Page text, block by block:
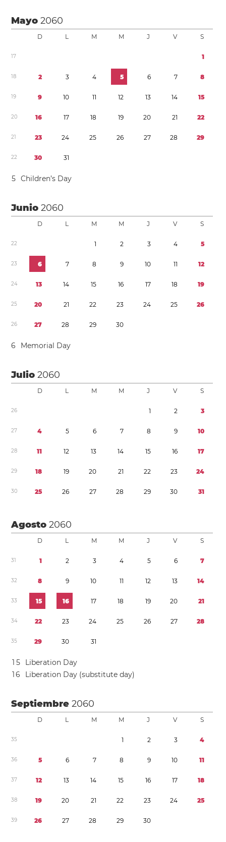
Mayo2060
D L M M J V S
17 1
18 2 3 4 5 6 7 8
19 9 10 11 12 13 14 15
20 16 17 18 19 20 21 22
21 23 24 25 26 27 28 29
22 30 31
5 Children’s Day
Junio2060
D L M M J V S
22 1 2 3 4 5
23 6 7 8 9 10 11 12
24 13 14 15 16 17 18 19
25 20 21 22 23 24 25 26
26 27 28 29 30
6 Memorial Day
Julio2060
D L M M J V S
26 1 2 3
27 4 5 6 7 8 9 10
28 11 12 13 14 15 16 17
29 18 19 20 21 22 23 24
30 25 26 27 28 29 30 31
Agosto2060
D L M M J V S
31 1 2 3 4 5 6 7
32 8 9 10 11 12 13 14
33 15 16 17 18 19 20 21
34 22 23 24 25 26 27 28
35 29 30 31
1 5
Liberation Day
16 Liberation Day (substitute day)
Septiembre2060
D L M M J V S
35 1 2 3 4
36 5 6 7 8 9 10 11
37 12 13 14 15 16 17 18
38 19 20 21 22 23 24 25
39 26 27 28 29 30